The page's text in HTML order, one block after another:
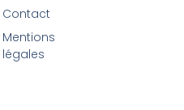
Contact
Mentions
légales